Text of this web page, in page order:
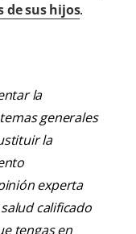
de sus hijos.
la
generales
la
experta
calificado
tengas en